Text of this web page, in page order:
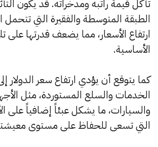
تآكل قيمة راتبه ومدخراته. قد يكون
الطبقة المتوسطة والفقيرة التي تتحمل
ارتفاع الأسعار، مما يضعف قدرتها على
الأساسية.
كما يتوقع أن يؤدي ارتفاع سعر الدولار
الخدمات والسلع المستوردة، مثل
والسيارات، ما يشكل عبئاً إضافياً على
التي تسعى للحفاظ على مستوى